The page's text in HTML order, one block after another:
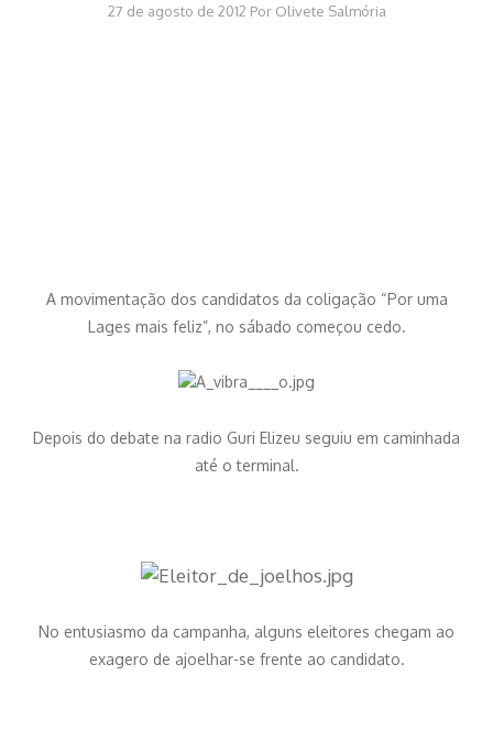
27 de agosto de 2012 Por Olivete Salmória
A movimentação dos candidatos da coligação “Por uma
Lages mais feliz”, no sábado começou cedo.
Depois do debate na radio Guri Elizeu seguiu em caminhada
até o terminal.
No entusiasmo da campanha, alguns eleitores chegam ao
exagero de ajoelhar-se frente ao candidato.